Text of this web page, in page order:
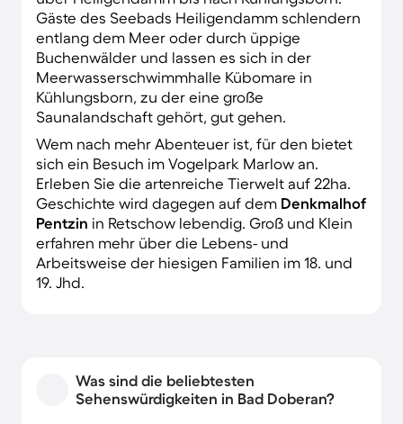
Gäste des Seebads Heiligendamm schlendern
entlang dem Meer oder durch üppige
Buchenwälder und lassen es sich in der
Meerwasserschwimmhalle Kübomare in
Kühlungsborn, zu der eine große
Saunalandschaft gehört, gut gehen.
Wem nach mehr Abenteuer ist, für den bietet
sich ein Besuch im Vogelpark Marlow an.
Erleben Sie die artenreiche Tierwelt auf 22ha.
Geschichte wird dagegen auf dem Denkmalhof
Pentzin in Retschow lebendig. Groß und Klein
erfahren mehr über die Lebens- und
Arbeitsweise der hiesigen Familien im 18. und
19. Jhd.
Was sind die beliebtesten
Sehenswürdigkeiten in Bad Doberan?